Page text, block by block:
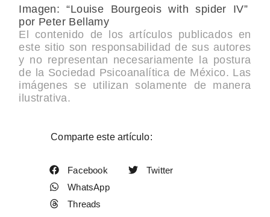
Imagen: “Louise Bourgeois with spider IV”
por Peter Bellamy
El contenido de los artículos publicados en
este sitio son responsabilidad de sus autores
y no representan necesariamente la postura
de la Sociedad Psicoanalítica de México. Las
imágenes se utilizan solamente de manera
ilustrativa.
Comparte este artículo:
Facebook
Twitter
WhatsApp
Threads